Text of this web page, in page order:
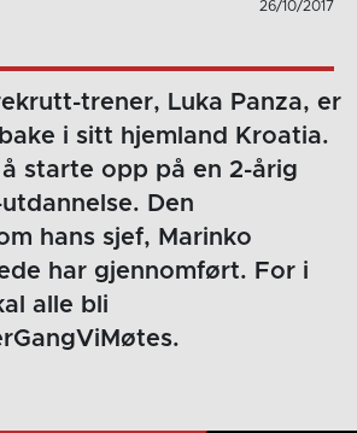
26/10/2017
trener, Luka Panza, er
i sitt hjemland Kroatia.
starte opp på en 2-årig
Den
hans sjef, Marinko
har gjennomført. For i
alle bli